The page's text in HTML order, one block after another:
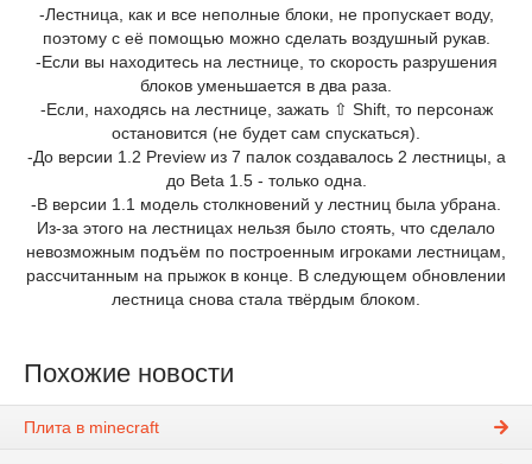
-Лестница, как и все неполные блоки, не пропускает воду,
поэтому с её помощью можно сделать воздушный рукав.
-Если вы находитесь на лестнице, то скорость разрушения
блоков уменьшается в два раза.
-Если, находясь на лестнице, зажать ⇧ Shift, то персонаж
остановится (не будет сам спускаться).
-До версии 1.2 Preview из 7 палок создавалось 2 лестницы, а
до Beta 1.5 - только одна.
-В версии 1.1 модель столкновений у лестниц была убрана.
Из-за этого на лестницах нельзя было стоять, что сделало
невозможным подъём по построенным игроками лестницам,
рассчитанным на прыжок в конце. В следующем обновлении
лестница снова стала твёрдым блоком.
Похожие новости
Плита в minecraft